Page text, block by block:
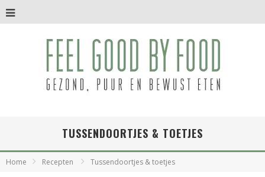
TUSSENDOORTJES & TOETJES
Home Recepten Tussendoortjes & toetjes